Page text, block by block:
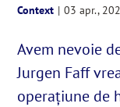
English
SUSȚINE
Context | 03 apr.,
Avem nevoie
Jurgen Faff
operațiune de